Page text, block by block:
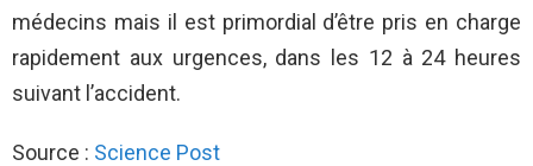
médecins mais il est primordial d’être pris en charge
rapidement aux urgences, dans les 12 à 24 heures
suivant l’accident.
Source : Science Post